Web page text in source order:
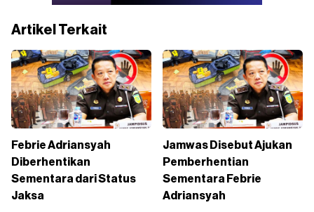
Artikel Terkait
Febrie Adriansyah
Diberhentikan
Sementara dari Status
Jaksa
Jamwas Disebut Ajukan
Pemberhentian
Sementara Febrie
Adriansyah